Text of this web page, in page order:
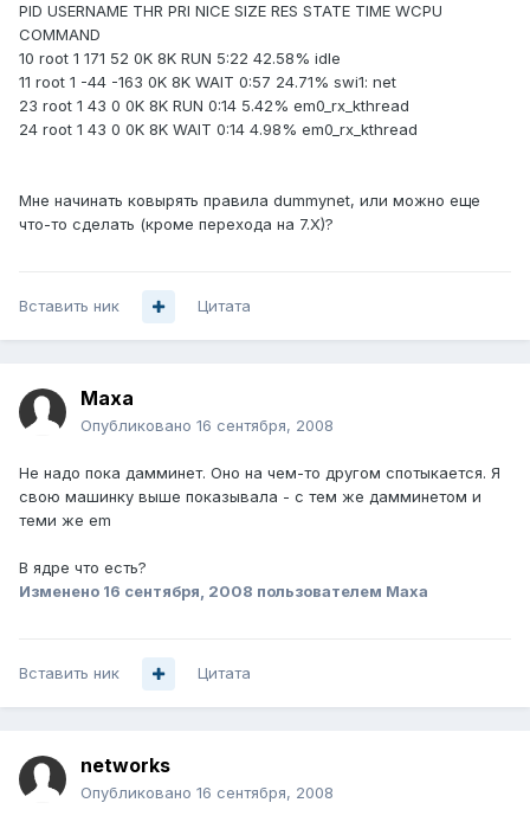
PID USERNAME THR PRI NICE SIZE RES STATE TIME WCPU
COMMAND
10 root 1 171 52 0K 8K RUN 5:22 42.58% idle
11 root 1 -44 -163 0K 8K WAIT 0:57 24.71% swi1: net
23 root 1 43 0 0K 8K RUN 0:14 5.42% em0_rx_kthread
24 root 1 43 0 0K 8K WAIT 0:14 4.98% em0_rx_kthread
Мне начинать ковырять правила dummynet, или можно еще
что-то сделать (кроме перехода на 7.X)?
Вставить ник Цитата
Maxa
Опубликовано 16 сентября, 2008
Не надо пока дамминет. Оно на чем-то другом спотыкается. Я
свою машинку выше показывала - с тем же дамминетом и
теми же em
В ядре что есть?
Изменено 16 сентября, 2008 пользователем Maxa
Вставить ник Цитата
networks
Опубликовано 16 сентября, 2008